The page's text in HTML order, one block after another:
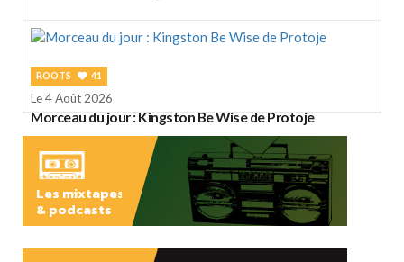
ROOTS 41
Le 4 Août 2026
Morceau du jour : Kingston Be Wise de Protoje
Les mixtapes
& podcasts